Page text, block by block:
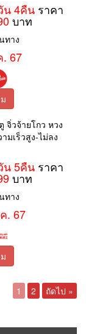
น 4คืน ราคา
บาท
ทาง
67
จิ่วจ้ายโกว หวง
มเร็วสูง-ไม่ลง
น 5คืน ราคา
บาท
ทาง
. 67
1 2 ถัดไป »